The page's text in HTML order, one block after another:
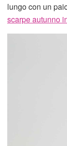
lungo con un
scarpe autunno